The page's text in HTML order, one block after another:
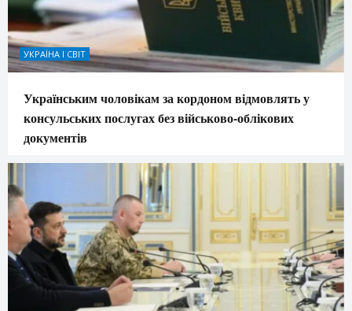
УКРАЇНА І СВІТ
Українським чоловікам за кордоном відмовлять у
консульських послугах без військово-облікових
документів